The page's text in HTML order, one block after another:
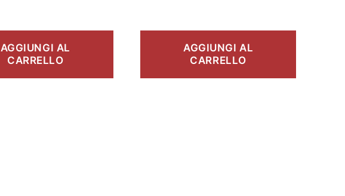
AGGIUNGI AL
CARRELLO
AGGIUNGI AL
CARRELLO